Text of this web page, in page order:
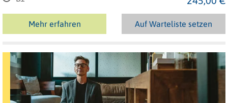
Mehr erfahren Auf Warteliste setzen